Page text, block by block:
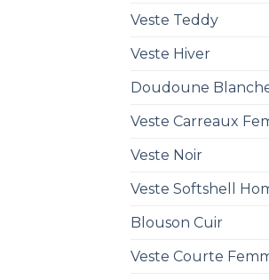
Veste Teddy
Veste Hiver
Doudoune
Veste Carreaux
Veste Noir
Veste Softshell
Blouson Cuir
Veste Courte